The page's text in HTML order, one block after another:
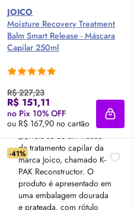
JOICO
Moisture Recovery Treatment
Balm Smart Release - Máscara
Capilar 250ml
R$ 227,23
R$ 151,11
no Pix 10% OFF
ou R$ 167,90 no cartão
-41%